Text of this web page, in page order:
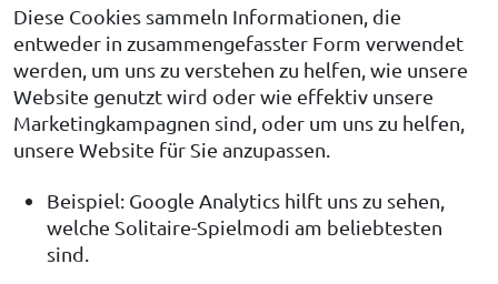
Diese Cookies sammeln Informationen, die
entweder in zusammengefasster Form verwendet
werden, um uns zu verstehen zu helfen, wie unsere
Website genutzt wird oder wie effektiv unsere
Marketingkampagnen sind, oder um uns zu helfen,
unsere Website für Sie anzupassen.
Beispiel: Google Analytics hilft uns zu sehen,
welche Solitaire-Spielmodi am beliebtesten
sind.